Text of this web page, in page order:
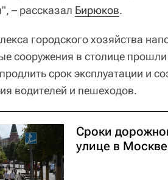
– рассказал Бирюков.
городского хозяйства
сооружения в столице
срок эксплуатации и
водителей и пешеходов.
Сроки
улице в